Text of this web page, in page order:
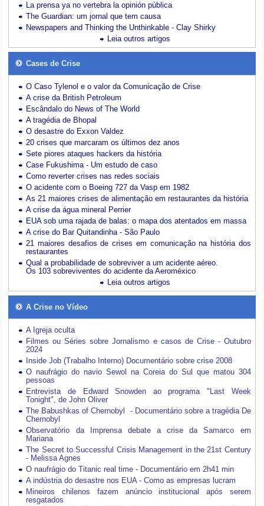
La prensa ya no vertebra la opinión pública
The Guardian: um jornal que tem causa
Newspapers and Thinking the Unthinkable - Clay Shirky
Leia outros artigos
Cases de Crise
O Caso Tylenol e o valor da Comunicação de Crise
A crise da British Petroleum
Escândalo do News of The World
A tragédia de Bhopal
O desastre do Exxon Valdez
20 crises que marcaram os últimos dez anos
Sete piores ataques hackers da história
Case Fukushima - Um estudo de caso
Como reverter crises nas redes sociais
O acidente com o Boeing 727 da Vasp em 1982
As 21 maiores crises de alimentação em restaurantes da história
A crise da água mineral Perrier
EUA sob uma rajada de balas: o mapa dos atentados em massa
A crise do Bar Quitandinha - São Paulo
21 maiores desafios de crises em comunicação na história dos
restaurantes
Qual a probabilidade de sobreviver a um acidente aéreo.
Os 103 sobreviventes do acidente da Aeroméxico
Leia outros artigos
A Crise no Vídeo
A Igreja oculta
Filmes ou Séries sobre Jornalismo e casos de Crise - Outubro
2024
Inside Job (Trabalho Interno) Documentário sobre crise 2008
O naufrágio do navio Sewol na Coreia do Sul que matou 304
pessoas
Entrevista de Edward Snowden ao programa "Last Week
Tonight", de John Oliver
The Babushkas of Chernobyl - Documentário sobre a tragédia De
Chernobyl
Observatório da Imprensa debate a crise da Samarco em
Mariana
The Secret to Successful Crisis Management in the 21st Century
- Melissa Agnes
O naufrágio do Titanic real time - Documentário em 2h41 min
A indústria do desastre nos EUA - Como as empresas lucram
Mineiros chilenos fazem anúncio institucional após serem
resgatados